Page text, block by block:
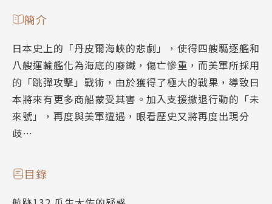
簡介
日本史上的「丹皮爾海峽的悲劇」，使得四艘驅逐艦和
八艘運輸艦化為海底的廢鐵，傷亡慘重，而美軍所採用
的「跳彈攻擊」戰術，由於獲得了極大的戰果，導致日
本將來有更多商船蒙受其害。加入支援撤退行動的「未
來號」，再度與美軍遭遇，眼看歷史又將再度出現分
歧…
目錄